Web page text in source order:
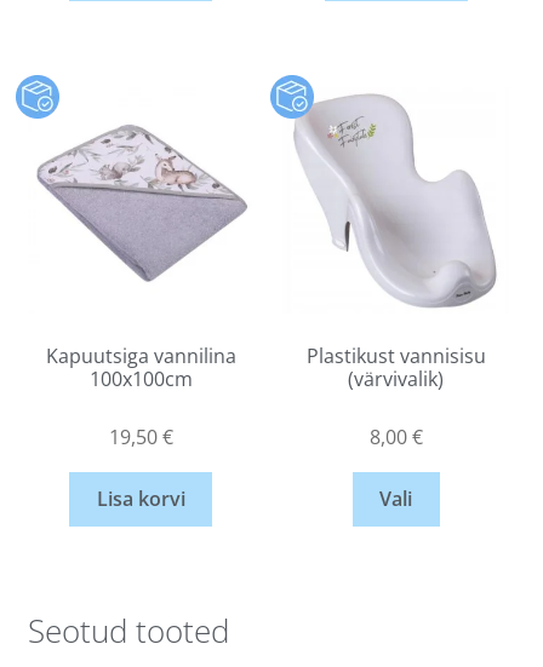
Kapuutsiga vannilina
100x100cm
19,50€
Lisa korvi
Plastikust vannisisu
(värvivalik)
8,00€
Vali
Seotud tooted